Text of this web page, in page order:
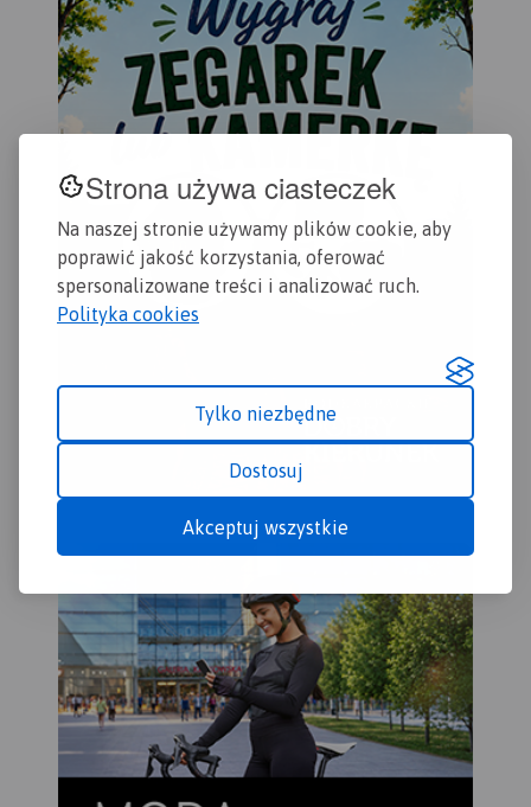
Strona używa ciasteczek
Na naszej stronie używamy plików cookie, aby
poprawić jakość korzystania, oferować
spersonalizowane treści i analizować ruch.
Polityka cookies
Tylko niezbędne
Dostosuj
Akceptuj wszystkie
Wydanie 2, 2017